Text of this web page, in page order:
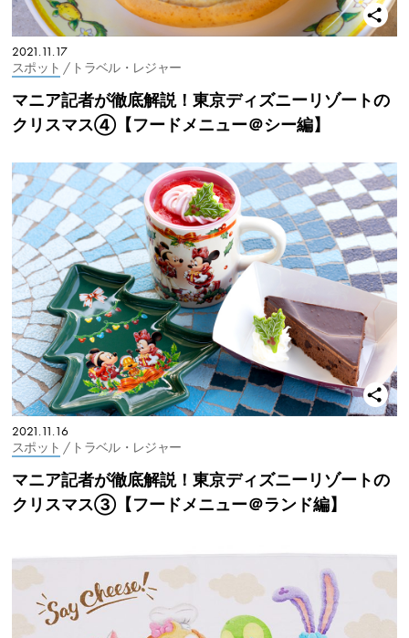
2021.11.17
スポット / トラベル・レジャー
マニア記者が徹底解説！東京ディズニーリゾートの
クリスマス④【フードメニュー＠シー編】
2021.11.16
スポット / トラベル・レジャー
マニア記者が徹底解説！東京ディズニーリゾートの
クリスマス③【フードメニュー＠ランド編】